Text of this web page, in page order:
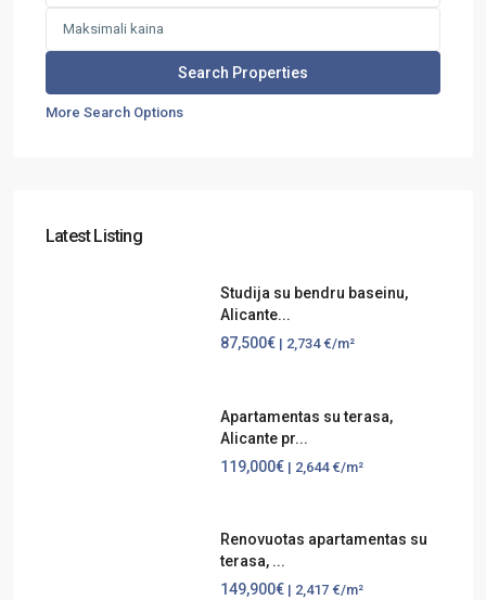
More Search Options
Latest Listing
Studija su bendru baseinu,
Alicante...
87,500€ | 2,734 €/m²
Apartamentas su terasa,
Alicante pr...
119,000€ | 2,644 €/m²
Renovuotas apartamentas su
terasa, ...
149,900€ | 2,417 €/m²